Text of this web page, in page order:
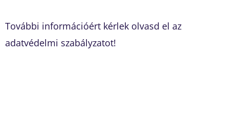
További információért kérlek olvasd el az
adatvédelmi szabályzatot!